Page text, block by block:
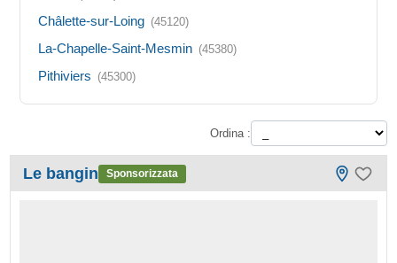
Châlette-sur-Loing (45120)
La-Chapelle-Saint-Mesmin (45380)
Pithiviers (45300)
Ordina :
Le bangin Sponsorizzata